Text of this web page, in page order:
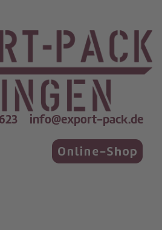
623 info@export-pack.de